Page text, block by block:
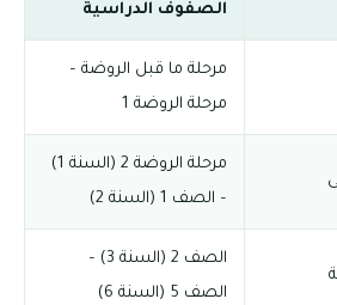
الصفوف الدراسية
مرحلة ما قبل الروضة –
مرحلة الروضة 1
مرحلة الروضة 2 (السنة 1)
– الصف 1 (السنة 2)
الصف 2 (السنة 3) –
الصف 5 (السنة 6)